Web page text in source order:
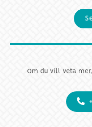
Om du vill veta